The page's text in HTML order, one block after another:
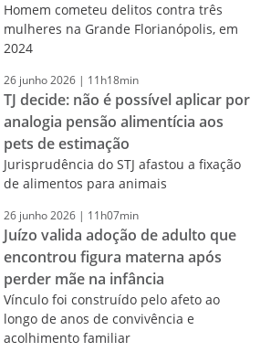
Homem cometeu delitos contra três
mulheres na Grande Florianópolis, em
2024
26 junho2026 | 11h18min
TJ decide: não é possível aplicar por
analogia pensão alimentícia aos
pets de estimação
Jurisprudência do STJ afastou a fixação
de alimentos para animais
26 junho2026 | 11h07min
Juízo valida adoção de adulto que
encontrou figura materna após
perder mãe na infância
Vínculo foi construído pelo afeto ao
longo de anos de convivência e
acolhimento familiar